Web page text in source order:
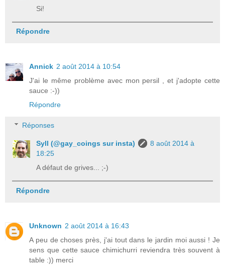
Si!
Répondre
Annick 2 août 2014 à 10:54
J'ai le même problème avec mon persil , et j'adopte cette
sauce :-))
Répondre
Réponses
Syll (@gay_coings sur insta)
8 août 2014 à
18:25
A défaut de grives... ;-)
Répondre
Unknown 2 août 2014 à 16:43
A peu de choses près, j'ai tout dans le jardin moi aussi ! Je
sens que cette sauce chimichurri reviendra très souvent à
table :)) merci